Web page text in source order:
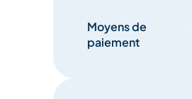
Moyens de
paiement